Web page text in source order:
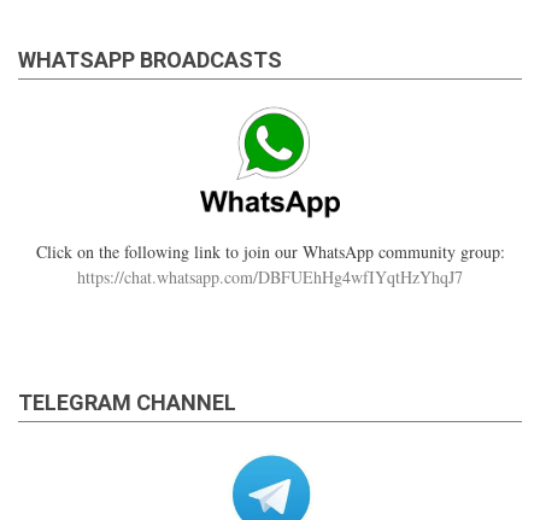
WHATSAPP BROADCASTS
Click on the following link to join our WhatsApp community group:
https://chat.whatsapp.com/DBFUEhHg4wfIYqtHzYhqJ7
TELEGRAM CHANNEL